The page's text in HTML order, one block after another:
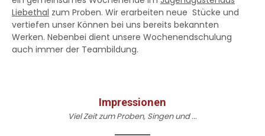
Liebethal zum Proben. Wir erarbeiten neue Stücke und
vertiefen unser Können bei uns bereits bekannten
Werken. Nebenbei dient unsere Wochenendschulung
auch immer der Teambildung.
Impressionen
Viel Zeit zum Proben, Singen und ...